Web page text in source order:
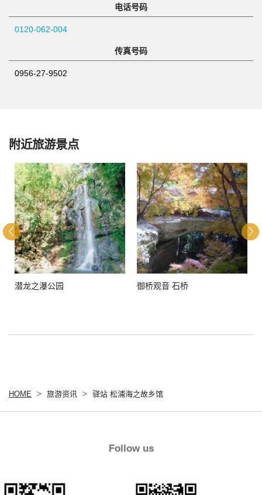
电话号码
0120-062-004
传真号码
0956-27-9502
附近旅游景点
潜龙之瀑公园 御桥观音 石桥
HOME 旅游资讯 驿站 松浦海之故乡馆
Follow us